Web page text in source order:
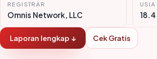
REGISTRAR
Omnis Network, LLC
Laporan lengkap ↓ Cek Gratis